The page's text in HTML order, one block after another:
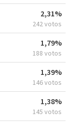
2,31%
242 votos
1,79%
188 votos
1,39%
146 votos
1,38%
145 votos